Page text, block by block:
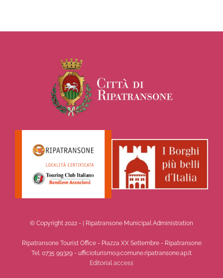
© Copyright 2022 - | Ripatransone Municipal Administration
Ripatransone Tourist Office - Piazza XX Settembre - Ripatransone
Tel. 0735 99329 - ufficioturismo@comune.ripatransone.ap.it
Editorial access